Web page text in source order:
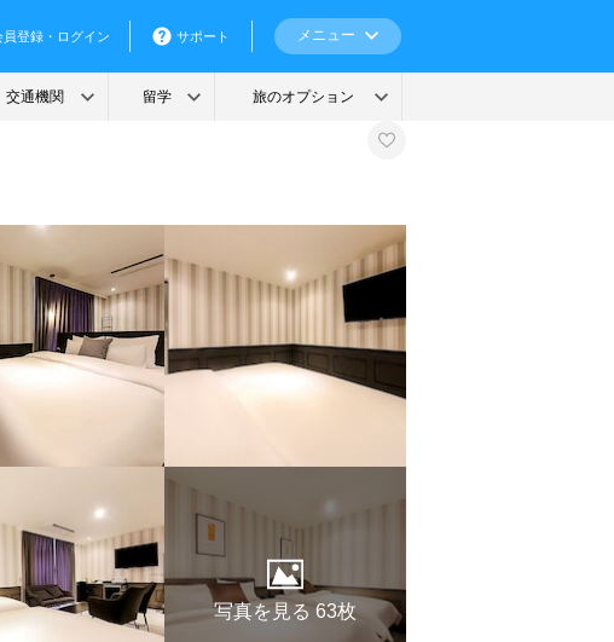
写真を見る 63枚